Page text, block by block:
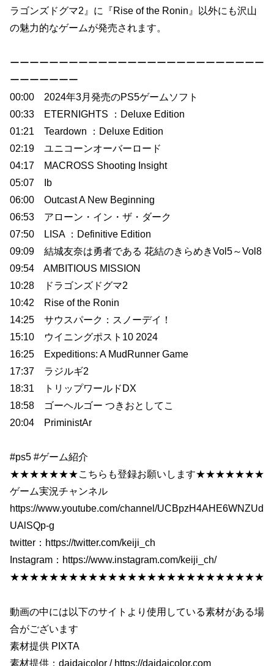
ラゴンズドグマ2』に『Rise of the Ronin』以外にも沢山
の魅力的なゲームが発売されます。
ーーーーーーーーーーーーーーーーーーーーーーーーーー
ーーーーーーー
00:00 2024年3月発売のPS5ゲームソフト
00:33 ETERNIGHTS ：Deluxe Edition
01:21 Teardown ：Deluxe Edition
02:19 ユニコーンオーバーロード
04:17 MACROSS Shooting Insight
05:07 Ib
06:00 Outcast A New Beginning
06:53 アローン・イン・ザ・ダーク
07:50 LISA ：Definitive Edition
09:09 結城友奈は勇者である 花結のきらめきVol5～Vol8
09:54 AMBITIOUS MISSION
10:28 ドラゴンズドグマ2
10:42 Rise of the Ronin
14:25 サウスパーク：スノーデイ！
15:10 ウイニングポスト10 2024
16:25 Expeditions: A MudRunner Game
17:37 ラジルギ2
18:31 トリップワールドDX
18:58 ゴーヘルゴー つきおとしてこ
20:04 PriministAr
#ps5 #ゲーム紹介
★★★★★★★こちらも登録お願いします★★★★★★★
ゲーム実況チャンネル
https://www.youtube.com/channel/UCBpzH4AHE6WNZUd
UAlSQp-g
twitter：https://twitter.com/keiji_ch
Instagram：https://www.instagram.com/keiji_ch/
★★★★★★★★★★★★★★★★★★★★★★★★★★
動画の中には以下のサイトより使用している素材がある場
合がございます
素材提供 PIXTA
素材提供：daidaicolor / https://daidaicolor.com